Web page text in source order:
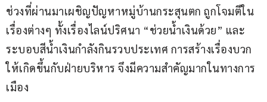
ช่วงที่ผ่านมาเผชิญปัญหาหมู่บ้านกระสุนตก ถูกโจมตีใน
เรื่องต่างๆ ทั้งเรื่องไลน์ปริศนา “ช่วยน้ำเงินด้วย” และ
ระบอบสีน้ำเงินกำลังกินรวบประเทศ การสร้างเรื่องบวก
ให้เกิดขึ้นกับฝ่ายบริหาร จึงมีความสำคัญมากในทางการ
เมือง